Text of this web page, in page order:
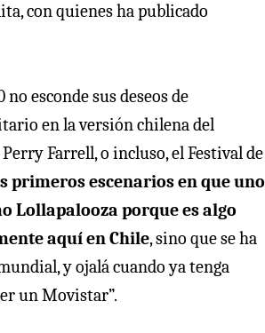
con quienes ha publicado
esconde sus deseos de
en la versión chilena del
Farrell, o incluso, el Festival de
primeros escenarios en que uno
Lollapalooza porque es algo
aquí en Chile, sino que se ha
y ojalá cuando ya tenga
un Movistar”.